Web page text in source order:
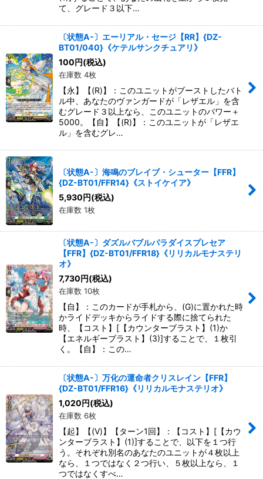
て、グレード３以下…
〔状態A-〕エーリアル・セージ【RR】{DZ-
BT01/040}《ケテルサンクチュアリ》
100円(税込)
在庫数 4枚
【永】【(R)】：このユニットがブーストしたバト
ル中、あなたのヴァンガードが「レザエル」を含
むグレード３以上なら、このユニットのパワー＋
5000。【自】【(R)】：このユニットが「レザエ
ル」を含むグレ…
〔状態A-〕海鳴のブレイブ・シューター【FFR】
{DZ-BT01/FFR14}《ストイケイア》
5,930円(税込)
在庫数 1枚
〔状態A-〕ダズルバブルパラダイスプレセア
【FFR】{DZ-BT01/FFR18}《リリカルモナステリ
オ》
7,730円(税込)
在庫数 10枚
【自】：このカードが手札から、(G)に置かれた時
かライドデッキからライドする際に捨てられた
時、【コスト】[【カウンターブラスト】(1)か
【エネルギーブラスト】(3)]することで、１枚引
く。【自】：この…
〔状態A-〕万化の運命者クリスレイン【FFR】
{DZ-BT01/FFR16}《リリカルモナステリオ》
1,020円(税込)
在庫数 6枚
【起】【(V)】【ターン1回】：【コスト】[【カウ
ンターブラスト】(1)]することで、以下を１つ行
う。それぞれ別名のあなたのユニットが４枚以上
なら、１つではなく２つ行い、５枚以上なら、１
つではなくすべ…